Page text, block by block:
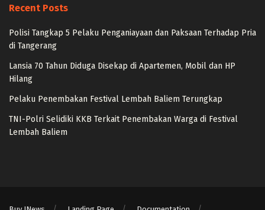
Recent Posts
Polisi Tangkap 5 Pelaku Penganiayaan dan Paksaan Terhadap Pria
di Tangerang
Lansia 70 Tahun Diduga Disekap di Apartemen, Mobil dan HP
Hilang
Pelaku Penembakan Festival Lembah Baliem Terungkap
TNI-Polri Selidiki KKB Terkait Penembakan Warga di Festival
Lembah Baliem